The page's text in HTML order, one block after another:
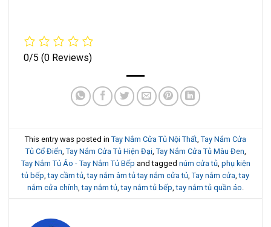
0/5 (0 Reviews)
This entry was posted in Tay Nắm Cửa Tủ Nội Thất Tay Nắm Cửa
Tủ Cổ Điển Tay Nắm Cửa Tủ Hiện Đại, Tay Nắm Cửa Tủ Màu Đen
Tay Nắm Tủ Áo - Tay Nắm Tủ Bếp and tagged núm cửa tủ, phụ kiện
tủ bếp ,tay cầm tủ ,tay nắm âm tủ tay nắm cửa tủ Tay nắm cửa ,tay
nắm cửa chính ,tay nắm tủ ,tay nắm tủ bếp ,tay nắm tủ quần áo